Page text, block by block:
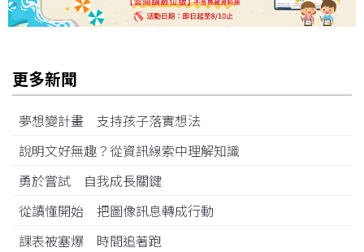
更多新聞
夢想變計畫 支持孩子落實想法
說明文好無趣？從資訊線索中理解知識
勇於嘗試 自我成長關鍵
從讀懂開始 把圖像訊息轉成行動
課表被塞爆 時間追著跑